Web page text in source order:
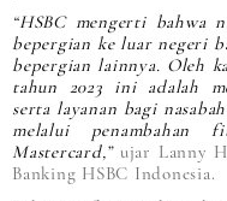
“HSBC mengerti bahwa
bepergian ke luar negeri
bepergian lainnya. Oleh
tahun 2023 ini adalah
serta layanan bagi
melalui
Mastercard,” ujar Lanny
Banking HSBC Indonesia.